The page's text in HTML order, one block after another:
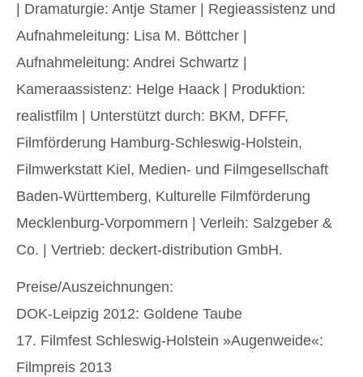
| Dramaturgie: Antje Stamer | Regieassistenz und
Aufnahmeleitung: Lisa M. Böttcher |
Aufnahmeleitung: Andrei Schwartz |
Kameraassistenz: Helge Haack | Produktion:
realistfilm | Unterstützt durch: BKM, DFFF,
Filmförderung Hamburg-Schleswig-Holstein,
Filmwerkstatt Kiel, Medien- und Filmgesellschaft
Baden-Württemberg, Kulturelle Filmförderung
Mecklenburg-Vorpommern | Verleih: Salzgeber &
Co. | Vertrieb: deckert-distribution GmbH.
Preise/Auszeichnungen:
DOK-Leipzig 2012: Goldene Taube
17. Filmfest Schleswig-Holstein »Augenweide«:
Filmpreis 2013